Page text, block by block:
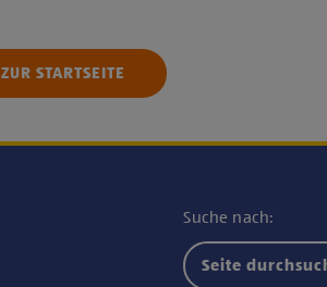
ZUR STARTSEITE
Suche nach:
Seite